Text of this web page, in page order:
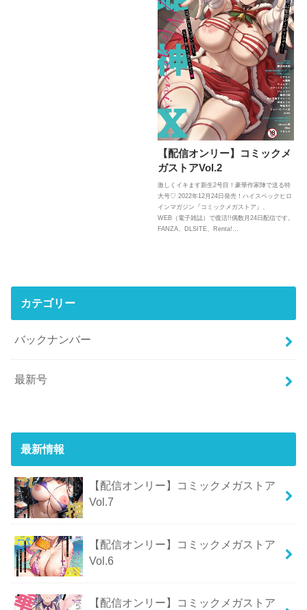
【配信オンリー】コミックメ
ガストアVol.2
激しくイキます新生2号目！豪華作家陣で送る特
大号♡ 2022年12月24日発売！ハイスペックヒロ
インマガジン『コミックメガストア』、
WEB（電子雑誌）で復活!!偶数月24日配信です。
FANZA、DLSITE、Renta!…
カテゴリー
バックナンバー
最新号
最新情報
【配信オンリー】コミックメガストア
Vol.7
【配信オンリー】コミックメガストア
Vol.6
【配信オンリー】コミックメガストア